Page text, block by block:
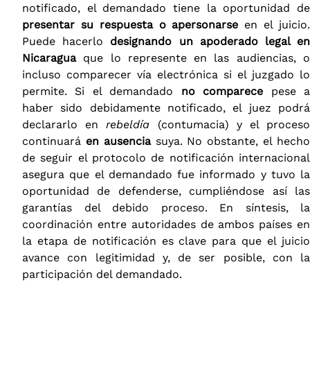
notificado, el demandado tiene la oportunidad de
presentar su respuesta o apersonarse en el juicio.
Puede hacerlo designando un apoderado legal en
Nicaraguaque lo represente en las audiencias, o
incluso comparecer vía electrónica si el juzgado lo
permite. Si el demandado no comparece pese a
haber sido debidamente notificado, el juez podrá
declararlo enrebeldía (contumacia) y el proceso
continuará en ausenciasuya. No obstante, el hecho
de seguir el protocolo de notificación internacional
asegura que el demandado fue informado y tuvo la
oportunidad de defenderse, cumpliéndose así las
garantías del debido proceso. En síntesis, la
coordinación entre autoridades de ambos países en
la etapa de notificación es clave para que el juicio
avance con legitimidad y, de ser posible, con la
participación del demandado.